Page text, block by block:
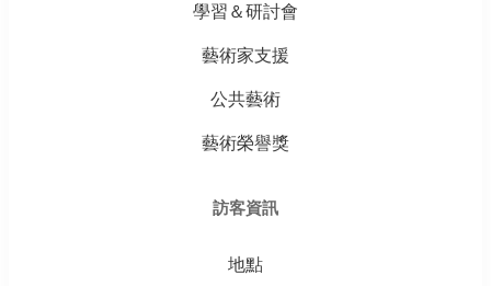
學習＆研討會
藝術家支援
公共藝術
藝術榮譽獎
訪客資訊
地點